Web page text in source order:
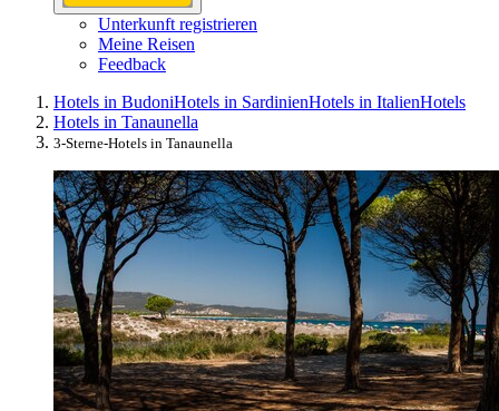
Unterkunft registrieren
Meine Reisen
Feedback
Hotels in BudoniHotels in SardinienHotels in ItalienHotels
Hotels in Tanaunella
3-Sterne-Hotels in Tanaunella